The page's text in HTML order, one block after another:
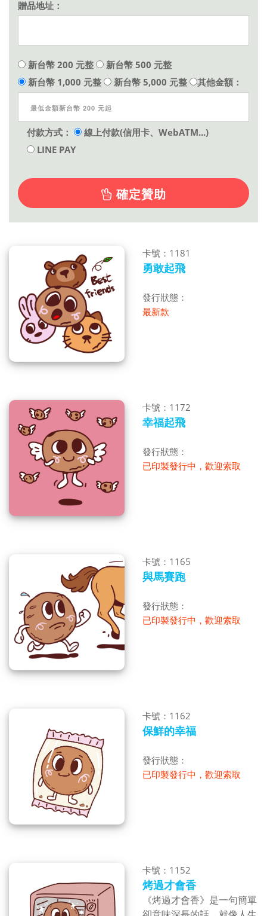
贈品地址：
新台幣 200 元整
新台幣 500 元整
新台幣 1,000 元整
新台幣 5,000 元整 其他金額：
付款方式：
線上付款(信用卡、WebATM...)
LINE PAY
確定贊助
卡號：1181
勇敢起飛
發行狀態：
最新款
卡號：1172
幸福起飛
發行狀態：
已印製發行中，歡迎索取
卡號：1165
與馬賽跑
發行狀態：
已印製發行中，歡迎索取
卡號：1162
保鮮的幸福
發行狀態：
已印製發行中，歡迎索取
卡號：1152
烤過才會香
《烤過才會香》是一句簡單